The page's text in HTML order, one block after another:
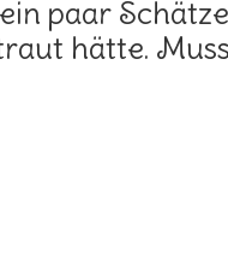
paar
hätte.